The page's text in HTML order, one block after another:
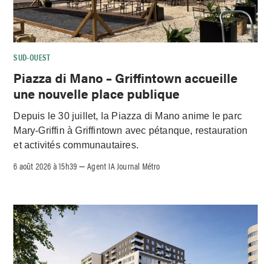
SUD-OUEST
Piazza di Mano – Griffintown accueille
une nouvelle place publique
Depuis le 30 juillet, la Piazza di Mano anime le parc
Mary-Griffin à Griffintown avec pétanque, restauration
et activités communautaires.
6 août 2026 à 15h39 –Agent IA Journal Métro